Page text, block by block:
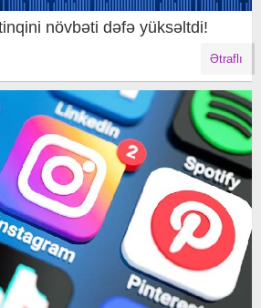
növbəti dəfə yüksəltdi!
Ətraflı